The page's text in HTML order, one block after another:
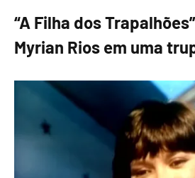
“A Filha dos
Myrian Rios em uma